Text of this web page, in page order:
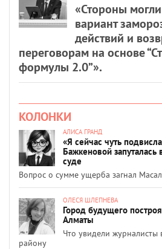
«Стороны
вариант
действий и
переговорам на основе
формулы 2.0”».
КОЛОНКИ
АЛИСА ГРАНД
«Я сейчас чуть
Бажкеновой запуталась
суде
Вопрос о сумме ущерба загнал
ОЛЕСЯ ШЛЕПНЕВА
Город будущего
Алматы
Что увидели журналисты
району